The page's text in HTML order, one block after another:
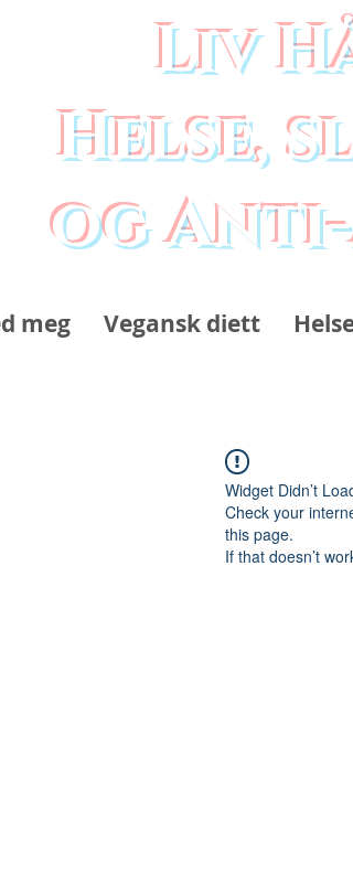
Liv
Helse,
og Anti-
meg Vegansk diett
Widget Didn’t
Check your
this page.
If that doesn’t